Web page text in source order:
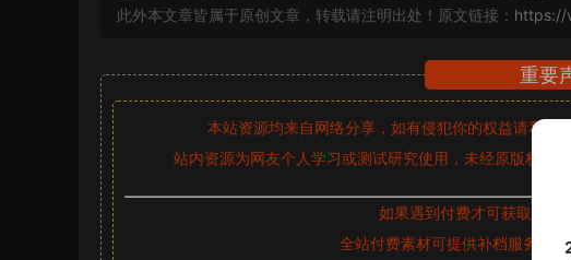
此外本文章皆属于原创文章，转载请注明出处！原文链接： https://
重要
本站资源均来自网络分享，如有侵犯你的权益请私信留
站内资源为网友个人学习或测试研究使用，未经原版权作
如果遇到付费才可获取的素
全站付费素材可提供补档服务
均